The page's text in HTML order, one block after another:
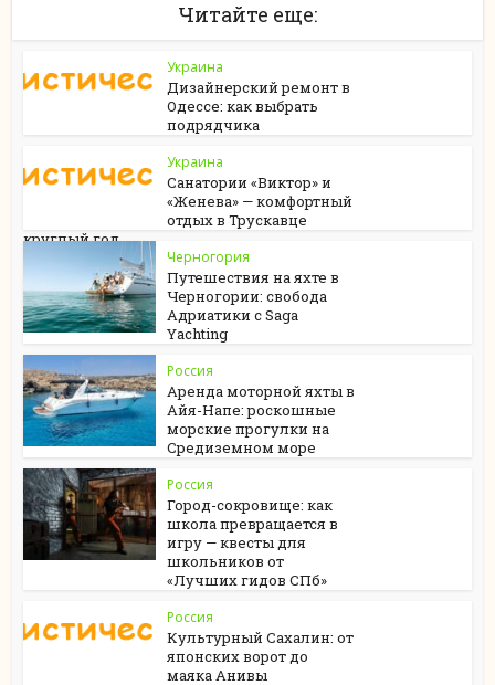
Читайте еще:
Украина
Дизайнерский ремонт в
Одессе: как выбрать
подрядчика
Украина
Санатории «Виктор» и
«Женева» — комфортный
отдых в Трускавце
круглый год
Черногория
Путешествия на яхте в
Черногории: свобода
Адриатики с Saga
Yachting
Россия
Аренда моторной яхты в
Айя-Напе: роскошные
морские прогулки на
Средиземном море
Россия
Город-сокровище: как
школа превращается в
игру — квесты для
школьников от
«Лучших гидов СПб»
Россия
Культурный Сахалин: от
японских ворот до
маяка Анивы